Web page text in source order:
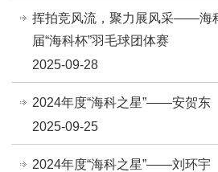
挥拍竞风流，聚力展风采——海
届“海科杯”羽毛球团体赛
2025-09-28
2024年度“海科之星”——安贺东
2025-09-25
2024年度“海科之星”——刘环宇